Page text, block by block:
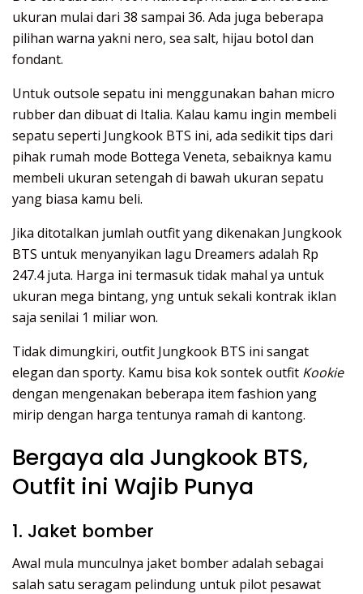
ukuran mulai dari 38 sampai 36. Ada juga beberapa
pilihan warna yakni nero, sea salt, hijau botol dan
fondant.
Untuk outsole sepatu ini menggunakan bahan micro
rubber dan dibuat di Italia. Kalau kamu ingin membeli
sepatu seperti Jungkook BTS ini, ada sedikit tips dari
pihak rumah mode Bottega Veneta, sebaiknya kamu
membeli ukuran setengah di bawah ukuran sepatu
yang biasa kamu beli.
Jika ditotalkan jumlah outfit yang dikenakan Jungkook
BTS untuk menyanyikan lagu Dreamers adalah Rp
247.4 juta. Harga ini termasuk tidak mahal ya untuk
ukuran mega bintang, yng untuk sekali kontrak iklan
saja senilai 1 miliar won.
Tidak dimungkiri, outfit Jungkook BTS ini sangat
elegan dan sporty. Kamu bisa kok sontek outfit Kookie
dengan mengenakan beberapa item fashion yang
mirip dengan harga tentunya ramah di kantong.
Bergaya ala Jungkook BTS,
Outfit ini Wajib Punya
1. Jaket bomber
Awal mula munculnya jaket bomber adalah sebagai
salah satu seragam pelindung untuk pilot pesawat